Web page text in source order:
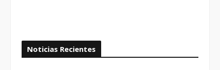
Noticias Recientes